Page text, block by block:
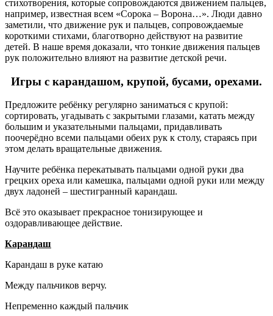
стихотворения, которые сопровождаются движением пальцев,
например, известная всем «Сорока – Ворона…». Люди давно
заметили, что движение рук и пальцев, сопровождаемые
короткими стихами, благотворно действуют на развитие
детей. В наше время доказали, что тонкие движения пальцев
рук положительно влияют на развитие детской речи.
Игры с карандашом, крупой, бусами, орехами.
Предложите ребёнку регулярно заниматься с крупой:
сортировать, угадывать с закрытыми глазами, катать между
большим и указательными пальцами, придавливать
поочерёдно всеми пальцами обеих рук к столу, стараясь при
этом делать вращательные движения.
Научите ребёнка перекатывать пальцами одной руки два
грецких ореха или камешка, пальцами одной руки или между
двух ладоней – шестигранный карандаш.
Всё это оказывает прекрасное тонизирующее и
оздоравливающее действие.
Карандаш
Карандаш в руке катаю
Между пальчиков верчу.
Непременно каждый пальчик